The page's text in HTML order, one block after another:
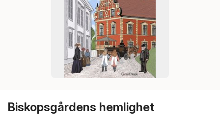
Biskopsgårdens hemlighet